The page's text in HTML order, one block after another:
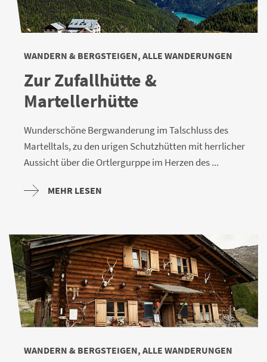
WANDERN & BERGSTEIGEN, ALLE WANDERUNGEN
Zur Zufallhütte &
Martellerhütte
Wunderschöne Bergwanderung im Talschluss des
Martelltals, zu den urigen Schutzhütten mit herrlicher
Aussicht über die Ortlergurppe im Herzen des ...
MEHR LESEN
WANDERN & BERGSTEIGEN, ALLE WANDERUNGEN